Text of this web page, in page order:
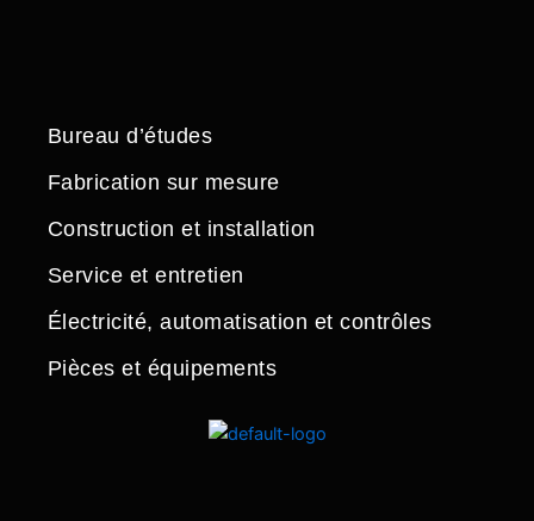
Bureau d’études
Fabrication sur mesure
Construction et installation
Service et entretien
Électricité, automatisation et contrôles
Pièces et équipements